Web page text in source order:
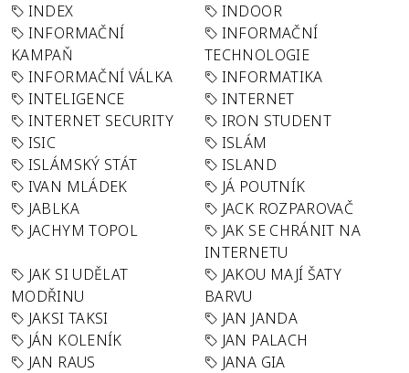
INDEX
INDOOR
INFORMAČNÍ
KAMPAŇ
INFORMAČNÍ
TECHNOLOGIE
INFORMAČNÍ VÁLKA
INFORMATIKA
INTELIGENCE
INTERNET
INTERNET SECURITY
IRON STUDENT
ISIC
ISLÁM
ISLÁMSKÝ STÁT
ISLAND
IVAN MLÁDEK
JÁ POUTNÍK
JABLKA
JACK ROZPAROVAČ
JACHYM TOPOL
JAK SE CHRÁNIT NA
INTERNETU
JAK SI UDĚLAT
MODŘINU
JAKOU MAJÍ ŠATY
BARVU
JAKSI TAKSI
JAN JANDA
JÁN KOLENÍK
JAN PALACH
JAN RAUS
JANA GIA